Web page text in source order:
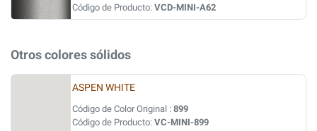
Código de Producto: VCD-MINI-A62
Otros colores sólidos
ASPEN WHITE
Código de Color Original : 899
Código de Producto: VC-MINI-899